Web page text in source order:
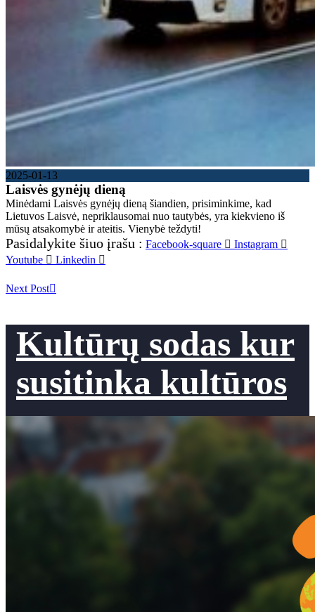
2025-01-13
Laisvės gynėjų dieną
Minėdami Laisvės gynėjų dieną šiandien, prisiminkime, kad
Lietuvos Laisvė, nepriklausomai nuo tautybės, yra kiekvieno iš
mūsų atsakomybė ir ateitis. Vienybė teždyti!
Pasidalykite šiuo įrašu : Facebook-square
Instagram
Youtube
Linkedin
Next Post
Kultūrų sodas kur
susitinka kultūros